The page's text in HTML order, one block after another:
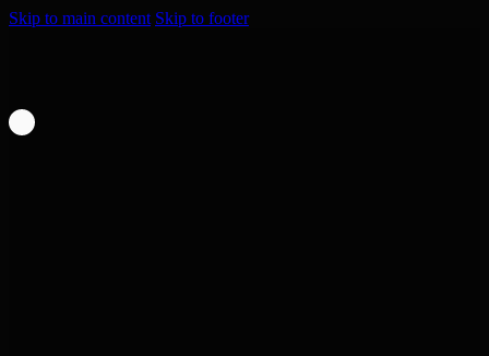
Skip to main content Skip to footer